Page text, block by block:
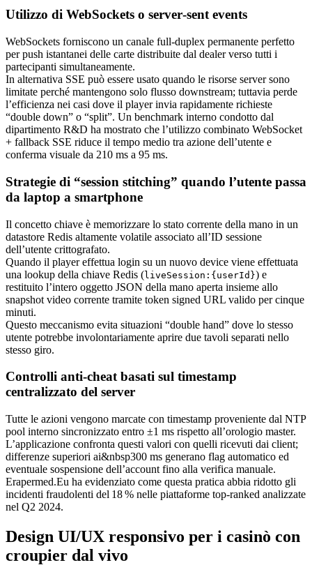
Utilizzo di WebSockets o server‑sent events
WebSockets forniscono un canale full‑duplex permanente perfetto
per push istantanei delle carte distribuite dal dealer verso tutti i
partecipanti simultaneamente.
In alternativa SSE può essere usato quando le risorse server sono
limitate perché mantengono solo flusso downstream; tuttavia perde
l’efficienza nei casi dove il player invia rapidamente richieste
“double down” o “split”. Un benchmark interno condotto dal
dipartimento R&D ha mostrato che l’utilizzo combinato WebSocket
+ fallback SSE riduce il tempo medio tra azione dell’utente e
conferma visuale da 210 ms a 95 ms.
Strategie di “session stitching” quando l’utente passa
da laptop a smartphone
Il concetto chiave è memorizzare lo stato corrente della mano in un
datastore Redis altamente volatile associato all’ID sessione
dell’utente crittografato.
Quando il player effettua login su un nuovo device viene effettuata
una lookup della chiave Redis (liveSession:{userId}) e
restituito l’intero oggetto JSON della mano aperta insieme allo
snapshot video corrente tramite token signed URL valido per cinque
minuti.
Questo meccanismo evita situazioni “double hand” dove lo stesso
utente potrebbe involontariamente aprire due tavoli separati nello
stesso giro.
Controlli anti‑cheat basati sul timestamp
centralizzato del server
Tutte le azioni vengono marcate con timestamp proveniente dal NTP
pool interno sincronizzato entro ±1 ms rispetto all’orologio master.
L’applicazione confronta questi valori con quelli ricevuti dai client;
differenze superiori ai&nbsp300 ms generano flag automatico ed
eventuale sospensione dell’account fino alla verifica manuale.
Erapermed.Eu ha evidenziato come questa pratica abbia ridotto gli
incidenti fraudolenti del 18 % nelle piattaforme top‑ranked analizzate
nel Q2 2024.
Design UI/UX responsivo per i casinò con
croupier dal vivo